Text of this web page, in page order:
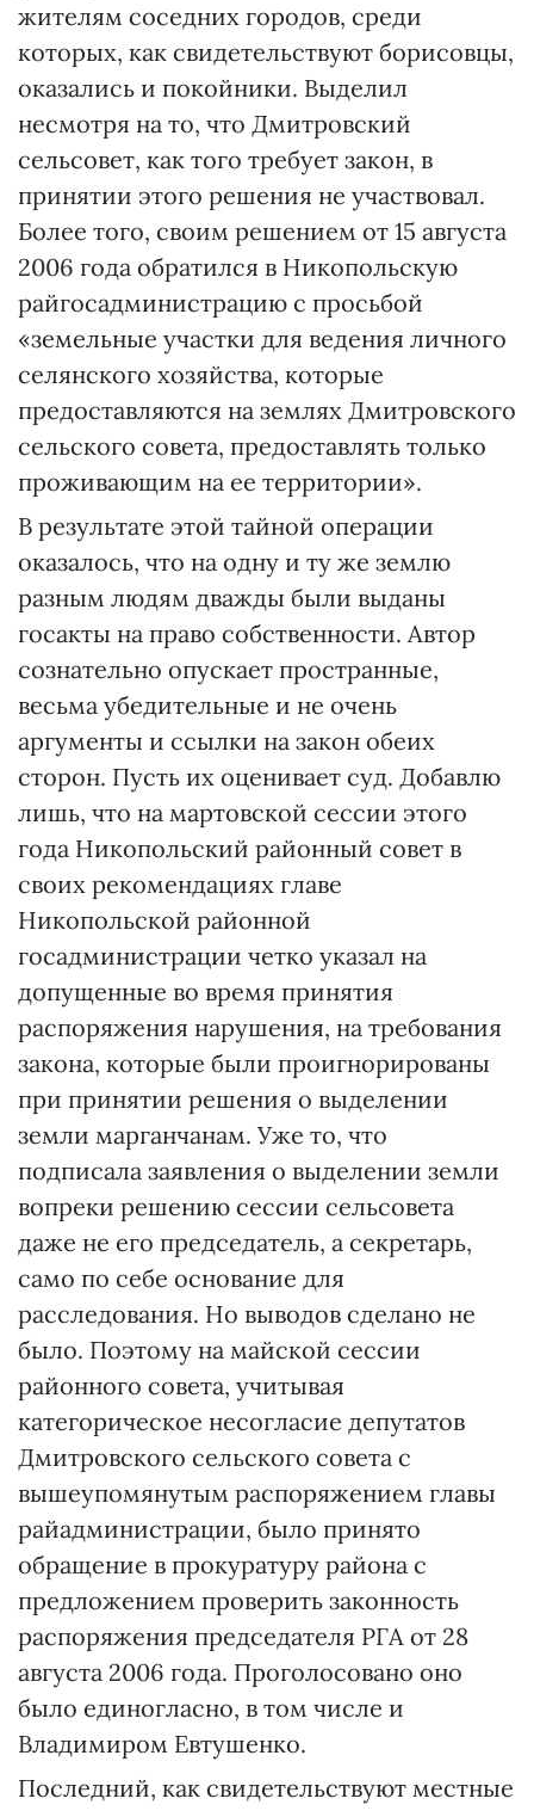
жителям соседних городов, среди
которых, как свидетельствуют борисовцы,
оказались и покойники. Выделил
несмотря на то, что Дмитровский
сельсовет, как того требует закон, в
принятии этого решения не участвовал.
Более того, своим решением от 15 августа
2006 года обратился в Никопольскую
райгосадминистрацию с просьбой
«земельные участки для ведения личного
селянского хозяйства, которые
предоставляются на землях Дмитровского
сельского совета, предоставлять только
проживающим на ее территории».
В результате этой тайной операции
оказалось, что на одну и ту же землю
разным людям дважды были выданы
госакты на право собственности. Автор
сознательно опускает пространные,
весьма убедительные и не очень
аргументы и ссылки на закон обеих
сторон. Пусть их оценивает суд. Добавлю
лишь, что на мартовской сессии этого
года Никопольский районный совет в
своих рекомендациях главе
Никопольской районной
госадминистрации четко указал на
допущенные во время принятия
распоряжения нарушения, на требования
закона, которые были проигнорированы
при принятии решения о выделении
земли марганчанам. Уже то, что
подписала заявления о выделении земли
вопреки решению сессии сельсовета
даже не его председатель, а секретарь,
само по себе основание для
расследования. Но выводов сделано не
было. Поэтому на майской сессии
районного совета, учитывая
категорическое несогласие депутатов
Дмитровского сельского совета с
вышеупомянутым распоряжением главы
райадминистрации, было принято
обращение в прокуратуру района с
предложением проверить законность
распоряжения председателя РГА от 28
августа 2006 года. Проголосовано оно
было единогласно, в том числе и
Владимиром Евтушенко.
Последний, как свидетельствуют местные